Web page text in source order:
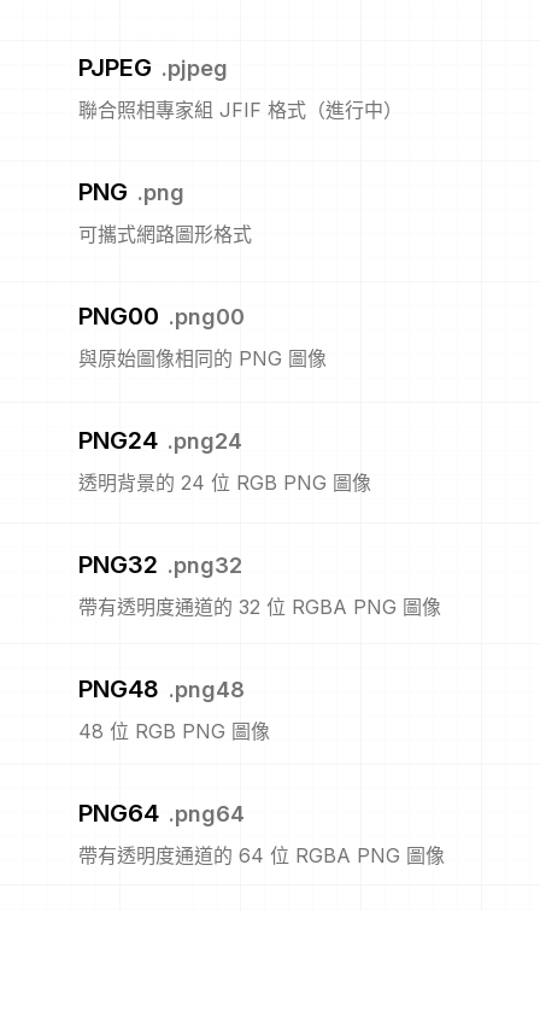
PJPEG .pjpeg
聯合照相專家組 JFIF 格式（進行中）
PNG .png
可攜式網路圖形格式
PNG00 .png00
與原始圖像相同的 PNG 圖像
PNG24 .png24
透明背景的 24 位 RGB PNG 圖像
PNG32 .png32
帶有透明度通道的 32 位 RGBA PNG 圖像
PNG48 .png48
48 位 RGB PNG 圖像
PNG64 .png64
帶有透明度通道的 64 位 RGBA PNG 圖像